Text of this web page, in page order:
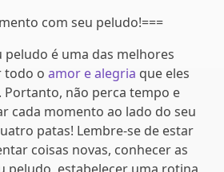
com seu peludo!===
peludo é uma das melhores
todo o amor e alegria que eles
não perca tempo e
cada momento ao lado do seu
patas! Lembre-se de estar
coisas novas, conhecer as
peludo, estabelecer uma rotina